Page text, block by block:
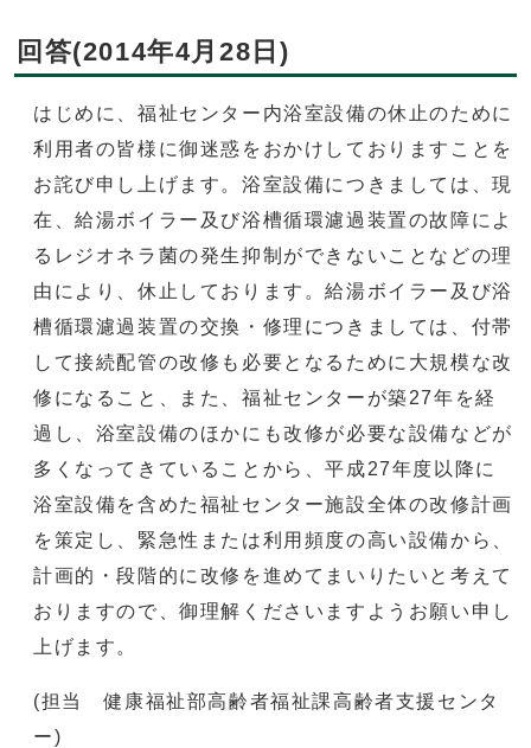
回答(2014年4月28日)
はじめに、福祉センター内浴室設備の休止のために
利用者の皆様に御迷惑をおかけしておりますことを
お詫び申し上げます。浴室設備につきましては、現
在、給湯ボイラー及び浴槽循環濾過装置の故障によ
るレジオネラ菌の発生抑制ができないことなどの理
由により、休止しております。給湯ボイラー及び浴
槽循環濾過装置の交換・修理につきましては、付帯
して接続配管の改修も必要となるために大規模な改
修になること、また、福祉センターが築27年を経
過し、浴室設備のほかにも改修が必要な設備などが
多くなってきていることから、平成27年度以降に
浴室設備を含めた福祉センター施設全体の改修計画
を策定し、緊急性または利用頻度の高い設備から、
計画的・段階的に改修を進めてまいりたいと考えて
おりますので、御理解くださいますようお願い申し
上げます。
(担当 健康福祉部高齢者福祉課高齢者支援センタ
ー)